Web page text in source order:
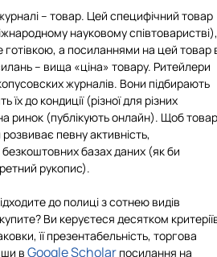
– товар. Цей специфічний товар
науковому співтоваристві),
готівкою, а посиланнями на цей товар
– вища «ціна» товару. Ритейлери
журналів. Вони підбирають
до кондиції (різної для різних
ринок (публікують онлайн). Щоб товар
певну активність,
базах даних (як би
рукопис).
до полиці з сотнею видів
Ви керуєтеся десятком
її презентабельність, торгова
в Google Scholar посилання на